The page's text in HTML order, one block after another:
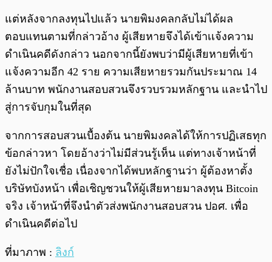
แต่หลังจากลงทุนไปแล้ว นายพิมงคลกลับไม่ได้ผล
ตอบแทนตามที่กล่าวอ้าง ผู้เสียหายจึงได้เข้าเเจ้งความ
ดำเนินคดีดังกล่าว นอกจากนี้ยังพบว่ามีผู้เสียหายที่เข้า
แจ้งความอีก 42 ราย ความเสียหายรวมกันประมาณ 14
ล้านบาท พนักงานสอบสวนจึงรวบรวมหลักฐาน และนำไป
สู่การจับกุมในที่สุด
จากการสอบสวนเบื้องต้น นายพิมงคลได้ให้การปฏิเสธทุก
ข้อกล่าวหา โดยอ้างว่าไม่มีส่วนรู้เห็น แต่ทางเจ้าหน้าที่
ยังไม่ปักใจเชื่อ เนื่องจากได้พบหลักฐานว่า ผู้ต้องหาตั้ง
บริษัทบังหน้า เพื่อเชิญชวนให้ผู้เสียหายมาลงทุน Bitcoin
จริง เจ้าหน้าที่จึงนำตัวส่งพนักงานสอบสวน ปอศ. เพื่อ
ดำเนินคดีต่อไป
ที่มาภาพ : ลิงก์